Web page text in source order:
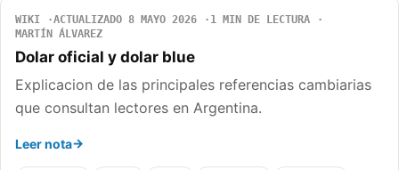
WIKI ACTUALIZADO 8 MAYO 2026
1 MIN DE LECTURA
MARTÍN ÁLVAREZ
Dolar oficial y dolar blue
Explicacion de las principales referencias cambiarias
que consultan lectores en Argentina.
Leer nota